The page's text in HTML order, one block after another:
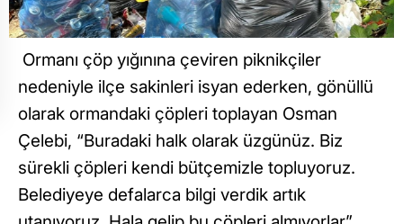
Ormanı çöp yığınına çeviren piknikçiler
nedeniyle ilçe sakinleri isyan ederken, gönüllü
olarak ormandaki çöpleri toplayan Osman
Çelebi, “Buradaki halk olarak üzgünüz. Biz
sürekli çöpleri kendi bütçemizle topluyoruz.
Belediyeye defalarca bilgi verdik artık